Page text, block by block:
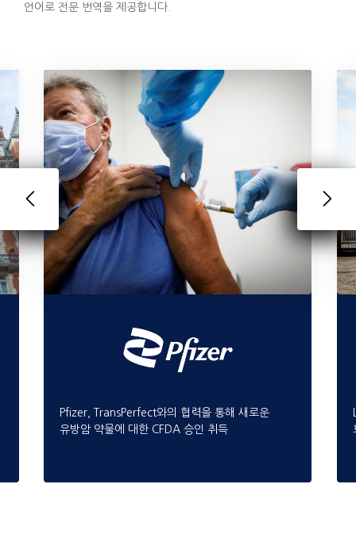
언어로 전문 번역을 제공합니다.
Pfizer, TransPerfect와의 협력을 통해 새로운
유방암 약물에 대한 CFDA 승인 취득